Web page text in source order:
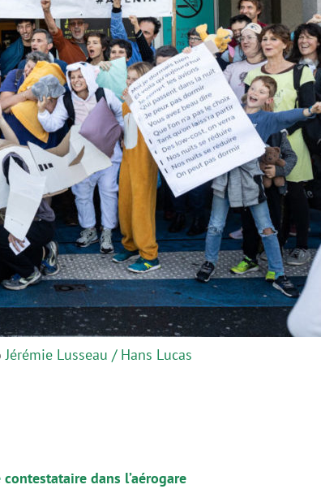
Jérémie Lusseau / Hans Lucas
dans l’aérogare